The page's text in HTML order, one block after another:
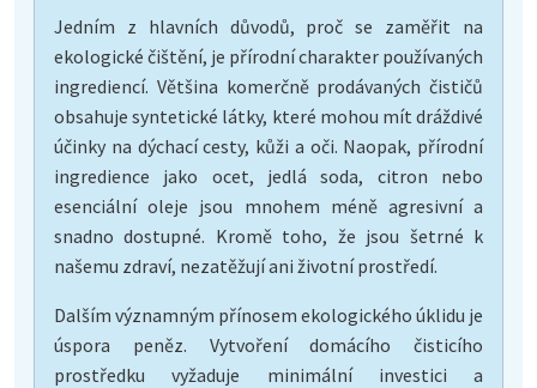
Jedním z hlavních důvodů, proč se zaměřit na
ekologické čištění, je přírodní charakter používaných
ingrediencí. Většina komerčně prodávaných čističů
obsahuje syntetické látky, které mohou mít dráždivé
účinky na dýchací cesty, kůži a oči. Naopak, přírodní
ingredience jako ocet, jedlá soda, citron nebo
esenciální oleje jsou mnohem méně agresivní a
snadno dostupné. Kromě toho, že jsou šetrné k
našemu zdraví, nezatěžují ani životní prostředí.
Dalším významným přínosem ekologického úklidu je
úspora peněz. Vytvoření domácího čisticího
prostředku vyžaduje minimální investici a